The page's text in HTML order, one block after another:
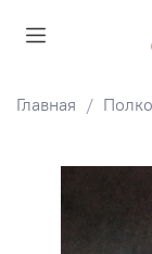
Главная